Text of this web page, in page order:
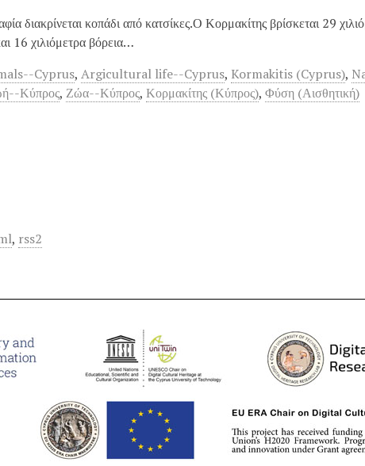
διακρίνεται κοπάδι από κατσίκες.Ο Κορμακίτης βρίσκεται 29
16 χιλιόμετρα βόρεια…
Cyprus,Argicultural life--Cyprus, Kormakitis (Cyprus),
Κύπρος,Ζώα--Κύπρος,Κορμακίτης (Κύπρος),Φύση (Αισθητική)
, rss2